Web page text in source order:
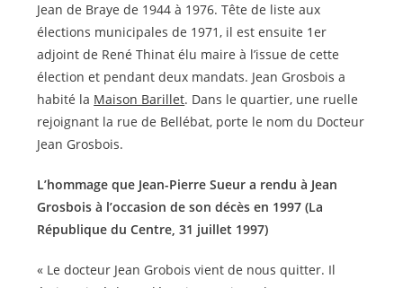
Jean de Braye de 1944 à 1976. Tête de liste aux
élections municipales de 1971, il est ensuite 1er
adjoint de René Thinat élu maire à l’issue de cette
élection et pendant deux mandats. Jean Grosbois a
habité la Maison Barillet. Dans le quartier, une ruelle
rejoignant la rue de Bellébat, porte le nom du Docteur
Jean Grosbois.
L’hommage que Jean-Pierre Sueur a rendu à Jean
Grosbois à l’occasion de son décès en 1997 (La
République du Centre, 31 juillet 1997)
« Le docteur Jean Grobois vient de nous quitter. Il